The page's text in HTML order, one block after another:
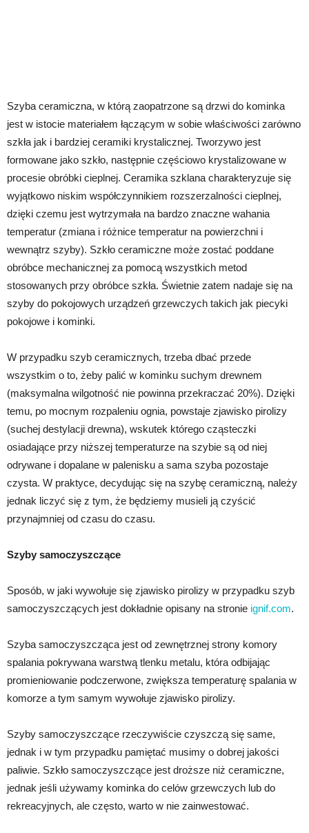
Szyba ceramiczna, w którą zaopatrzone są drzwi do kominka
jest w istocie materiałem łączącym w sobie właściwości zarówno
szkła jak i bardziej ceramiki krystalicznej. Tworzywo jest
formowane jako szkło, następnie częściowo krystalizowane w
procesie obróbki cieplnej. Ceramika szklana charakteryzuje się
wyjątkowo niskim współczynnikiem rozszerzalności cieplnej,
dzięki czemu jest wytrzymała na bardzo znaczne wahania
temperatur (zmiana i różnice temperatur na powierzchni i
wewnątrz szyby). Szkło ceramiczne może zostać poddane
obróbce mechanicznej za pomocą wszystkich metod
stosowanych przy obróbce szkła. Świetnie zatem nadaje się na
szyby do pokojowych urządzeń grzewczych takich jak piecyki
pokojowe i kominki.
W przypadku szyb ceramicznych, trzeba dbać przede
wszystkim o to, żeby palić w kominku suchym drewnem
(maksymalna wilgotność nie powinna przekraczać 20%). Dzięki
temu, po mocnym rozpaleniu ognia, powstaje zjawisko pirolizy
(suchej destylacji drewna), wskutek którego cząsteczki
osiadające przy niższej temperaturze na szybie są od niej
odrywane i dopalane w palenisku a sama szyba pozostaje
czysta. W praktyce, decydując się na szybę ceramiczną, należy
jednak liczyć się z tym, że będziemy musieli ją czyścić
przynajmniej od czasu do czasu.
Szyby samoczyszczące
Sposób, w jaki wywołuje się zjawisko pirolizy w przypadku szyb
samoczyszczących jest dokładnie opisany na stronie ignif.com.
Szyba samoczyszcząca jest od zewnętrznej strony komory
spalania pokrywana warstwą tlenku metalu, która odbijając
promieniowanie podczerwone, zwiększa temperaturę spalania w
komorze a tym samym wywołuje zjawisko pirolizy.
Szyby samoczyszczące rzeczywiście czyszczą się same,
jednak i w tym przypadku pamiętać musimy o dobrej jakości
paliwie. Szkło samoczyszczące jest droższe niż ceramiczne,
jednak jeśli używamy kominka do celów grzewczych lub do
rekreacyjnych, ale często, warto w nie zainwestować.